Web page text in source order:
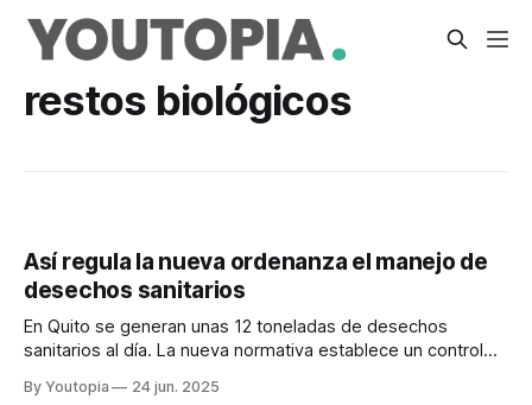
restos biológicos
Así regula la nueva ordenanza el manejo de
desechos sanitarios
En Quito se generan unas 12 toneladas de desechos
sanitarios al día. La nueva normativa establece un control
By Youtopia 24 jun. 2025